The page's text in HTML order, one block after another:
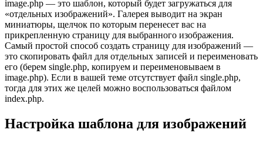
image.php — это шаблон, который будет загружаться для
«отдельных изображений». Галерея выводит на экран
миниатюры, щелчок по которым перенесет вас на
прикрепленную страницу для выбранного изображения.
Самый простой способ создать страницу для изображений —
это скопировать файл для отдельных записей и переименовать
его (берем single.php, копируем и переименовываем в
image.php). Если в вашей теме отсутствует файл single.php,
тогда для этих же целей можно воспользоваться файлом
index.php.
Настройка шаблона для изображений